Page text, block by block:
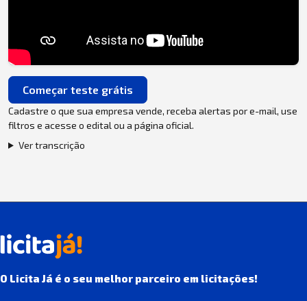
Começar teste grátis
Cadastre o que sua empresa vende, receba alertas por e-mail, use
filtros e acesse o edital ou a página oficial.
Ver transcrição
O Licita Já é o seu melhor parceiro em licitações!